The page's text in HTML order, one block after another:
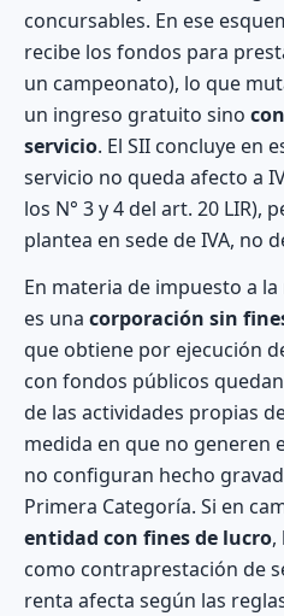
concursables. En ese
recibe los fondos para
un campeonato), lo que
un ingreso gratuito sino
servicio. El SII concluye en
servicio no queda afecto a
los N° 3 y 4 del art. 20 LIR),
plantea en sede de IVA, no
En materia de impuesto a
es una corporación sin
que obtiene por ejecución
con fondos públicos
de las actividades propias
medida en que no generen
no configuran hecho
Primera Categoría. Si en
entidad con fines de lucro,
como contraprestación de
renta afecta según las